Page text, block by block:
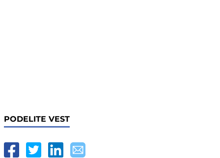
PODELITE VEST